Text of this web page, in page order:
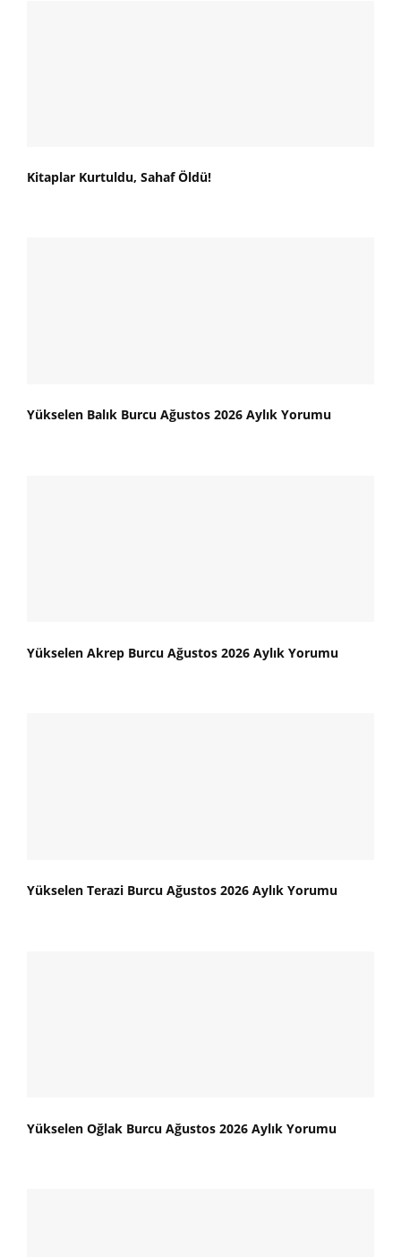
Kitaplar Kurtuldu, Sahaf Öldü!
Yükselen Balık Burcu Ağustos 2026 Aylık Yorumu
Yükselen Akrep Burcu Ağustos 2026 Aylık Yorumu
Yükselen Terazi Burcu Ağustos 2026 Aylık Yorumu
Yükselen Oğlak Burcu Ağustos 2026 Aylık Yorumu